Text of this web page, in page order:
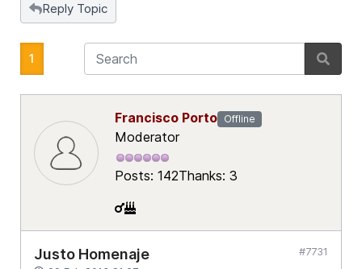
Reply Topic
1
Francisco Porto Offline
Moderator
Posts: 142Thanks: 3
Justo Homenaje #7731